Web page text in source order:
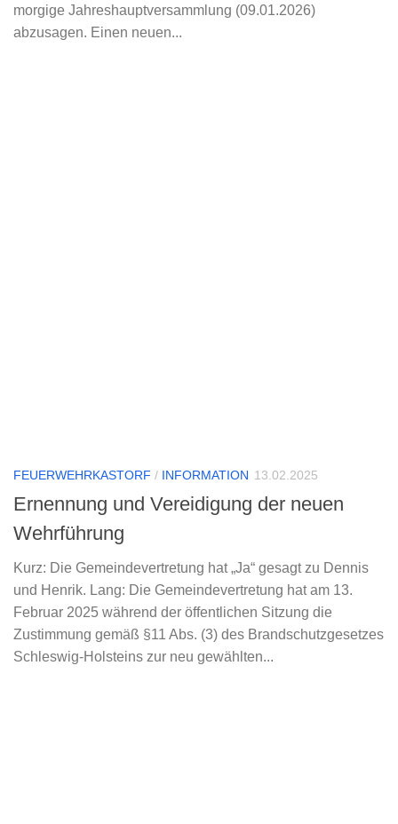
morgige Jahreshauptversammlung (09.01.2026)
abzusagen. Einen neuen...
FEUERWEHRKASTORF / INFORMATION 13.02.2025
Ernennung und Vereidigung der neuen
Wehrführung
Kurz: Die Gemeindevertretung hat „Ja“ gesagt zu Dennis
und Henrik. Lang: Die Gemeindevertretung hat am 13.
Februar 2025 während der öffentlichen Sitzung die
Zustimmung gemäß §11 Abs. (3) des Brandschutzgesetzes
Schleswig-Holsteins zur neu gewählten...